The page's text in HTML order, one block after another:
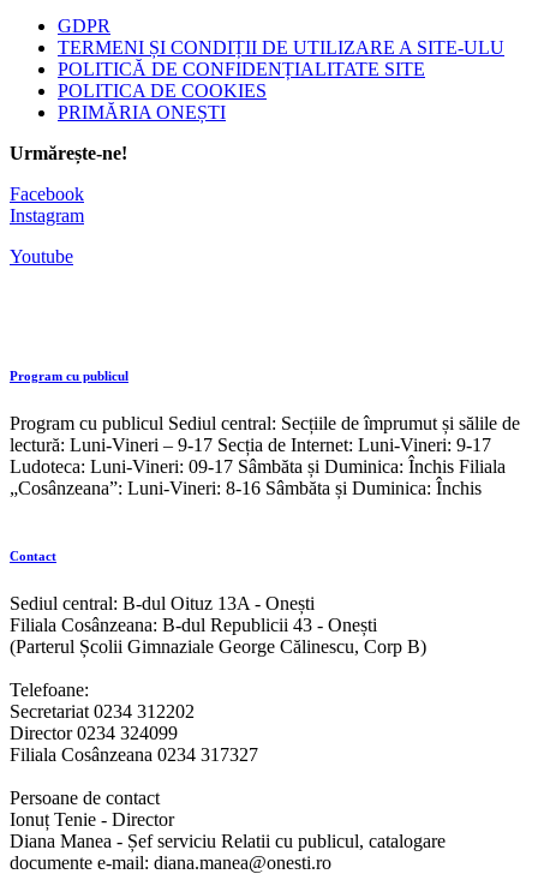
GDPR
TERMENI ȘI CONDIȚII DE UTILIZARE A SITE-ULU
POLITICĂ DE CONFIDENȚIALITATE SITE
POLITICA DE COOKIES
PRIMĂRIA ONEȘTI
Urmărește-ne!
Facebook
Instagram
Youtube
Program cu publicul
Program cu publicul Sediul central: Secțiile de împrumut și sălile de
lectură: Luni-Vineri – 9-17 Secția de Internet: Luni-Vineri: 9-17
Ludoteca: Luni-Vineri: 09-17 Sâmbăta și Duminica: Închis Filiala
„Cosânzeana”: Luni-Vineri: 8-16 Sâmbăta și Duminica: Închis
Contact
Sediul central: B-dul Oituz 13A - Onești
Filiala Cosânzeana: B-dul Republicii 43 - Onești
(Parterul Școlii Gimnaziale George Călinescu, Corp B)
Telefoane:
Secretariat 0234 312202
Director 0234 324099
Filiala Cosânzeana 0234 317327
Persoane de contact
Ionuț Tenie - Director
Diana Manea - Șef serviciu Relatii cu publicul, catalogare
documente e-mail: diana.manea@onesti.ro